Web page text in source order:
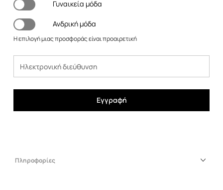
Γυναικεία μόδα
Ανδρική μόδα
Η επιλογή μιας προσφοράς είναι προαιρετική
Εγγραφή
Πληροφορίες